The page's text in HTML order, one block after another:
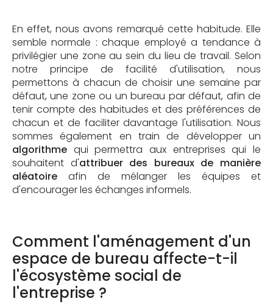
En effet, nous avons remarqué cette habitude. Elle
semble normale : chaque employé a tendance à
privilégier une zone au sein du lieu de travail. Selon
notre principe de facilité d'utilisation, nous
permettons à chacun de choisir une semaine par
défaut, une zone ou un bureau par défaut, afin de
tenir compte des habitudes et des préférences de
chacun et de faciliter davantage l'utilisation. Nous
sommes également en train de développer un
algorithme qui permettra aux entreprises qui le
souhaitent d'attribuer des bureaux de manière
aléatoire afin de mélanger les équipes et
d'encourager les échanges informels.
Comment l'aménagement d'un
espace de bureau affecte-t-il
l'écosystème social de
l'entreprise ?